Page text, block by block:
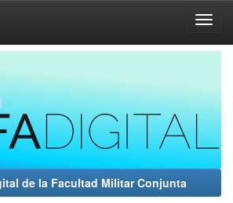
de la Facultad Militar Conjunta